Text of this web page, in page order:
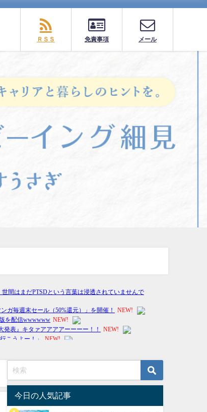
ＲＳＳ 免責事項 メール
今日の人気記事